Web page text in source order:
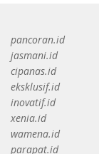
pancoran.id
jasmani.id
cipanas.id
eksklusif.id
inovatif.id
xenia.id
wamena.id
parapat.id